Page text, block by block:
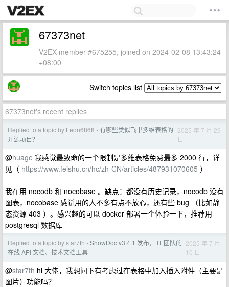
67373net
V2EX member #675255, joined on 2024-02-08 13:43:24
+08:00
Switch topics list
67373net's recent replies
Replied to a topic by Leon6868 › 有哪些类似飞书多维表格的
开源项目？
2025 年 7 月 29
日
@huage 我感觉最致命的一个限制是多维表格免费最多 2000 行，详
见（ https://www.feishu.cn/hc/zh-CN/articles/487931070605 ）
我在用 nocodb 和 nocobase 。缺点：都没有历史记录，nocodb 没有
图表，nocobase 感觉用的人不多有点不放心，还有些 bug （比如静
态资源 403 ）。感兴趣的可以 docker 部署一个体验一下，推荐用
postgresql 数据库
Replied to a topic by star7th › ShowDoc v3.4.1 发布， IT 团队的
在线 API 文档、技术文档工具
2025 年 7 月
10 日
@star7th hi 大佬，我想问下有考虑过在表格中加入插入附件（主要是
图片）功能吗？